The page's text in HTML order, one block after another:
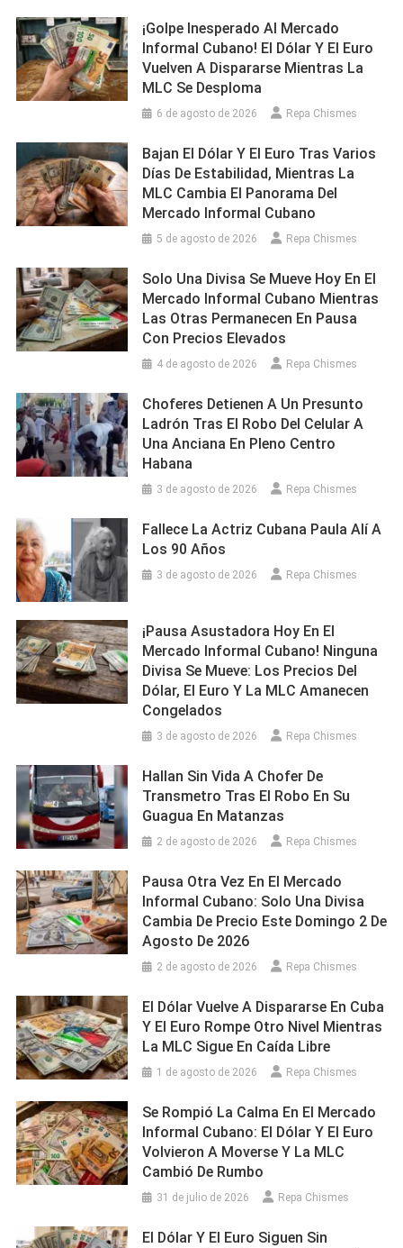
¡Golpe Inesperado Al Mercado
Informal Cubano! El Dólar Y El Euro
Vuelven A Dispararse Mientras La
MLC Se Desploma
6 de agosto de 2026 Repa Chismes
Bajan El Dólar Y El Euro Tras Varios
Días De Estabilidad, Mientras La
MLC Cambia El Panorama Del
Mercado Informal Cubano
5 de agosto de 2026 Repa Chismes
Solo Una Divisa Se Mueve Hoy En El
Mercado Informal Cubano Mientras
Las Otras Permanecen En Pausa
Con Precios Elevados
4 de agosto de 2026 Repa Chismes
Choferes Detienen A Un Presunto
Ladrón Tras El Robo Del Celular A
Una Anciana En Pleno Centro
Habana
3 de agosto de 2026 Repa Chismes
Fallece La Actriz Cubana Paula Alí A
Los 90 Años
3 de agosto de 2026 Repa Chismes
¡Pausa Asustadora Hoy En El
Mercado Informal Cubano! Ninguna
Divisa Se Mueve: Los Precios Del
Dólar, El Euro Y La MLC Amanecen
Congelados
3 de agosto de 2026 Repa Chismes
Hallan Sin Vida A Chofer De
Transmetro Tras El Robo En Su
Guagua En Matanzas
2 de agosto de 2026 Repa Chismes
Pausa Otra Vez En El Mercado
Informal Cubano: Solo Una Divisa
Cambia De Precio Este Domingo 2 De
Agosto De 2026
2 de agosto de 2026 Repa Chismes
El Dólar Vuelve A Dispararse En Cuba
Y El Euro Rompe Otro Nivel Mientras
La MLC Sigue En Caída Libre
1 de agosto de 2026 Repa Chismes
Se Rompió La Calma En El Mercado
Informal Cubano: El Dólar Y El Euro
Volvieron A Moverse Y La MLC
Cambió De Rumbo
31 de julio de 2026 Repa Chismes
El Dólar Y El Euro Siguen Sin